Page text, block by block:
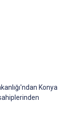
Konya